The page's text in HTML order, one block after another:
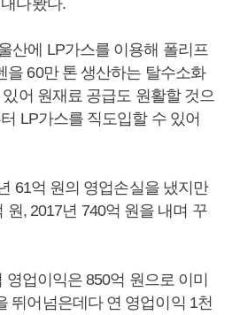
다봤다.
산에 LP가스를 이용해 폴리프
을 60만 톤 생산하는 탈수소화
어 원재료 공급도 원활할 것으
LP가스를 직도입할 수 있어
61억 원의 영업손실을 냈지만
원, 2017년 740억 원을 내며 꾸
업이익은 850억 원으로 이미
뛰어넘은데다 연 영업이익 1천